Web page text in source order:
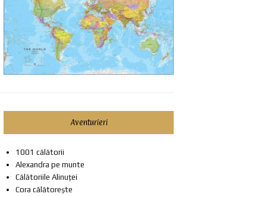
Aventurieri
1001 călătorii
Alexandra pe munte
Călătoriile Alinuței
Cora călătorește